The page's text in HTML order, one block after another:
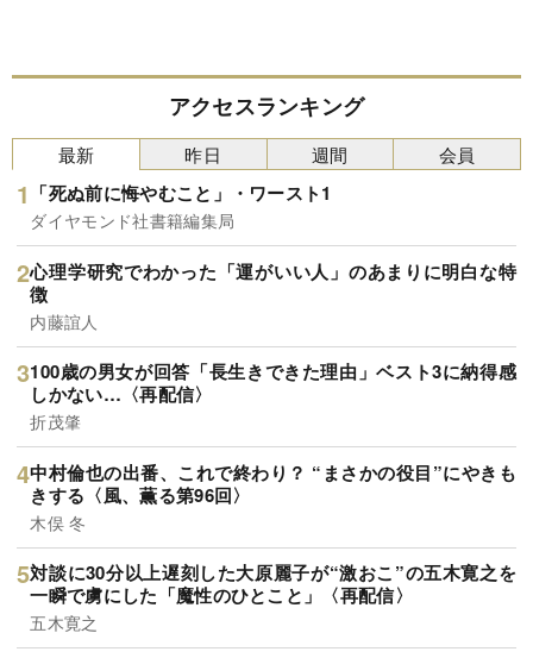
アクセスランキング
最新
「死ぬ前に悔やむこと」・ワースト1
ダイヤモンド社書籍編集局
心理学研究でわかった「運がいい人」のあまりに明白な特
徴
内藤誼人
100歳の男女が回答「長生きできた理由」ベスト3に納得感
しかない…〈再配信〉
折茂肇
中村倫也の出番、これで終わり？ “まさかの役目”にやきも
きする〈風、薫る第96回〉
木俣 冬
対談に30分以上遅刻した大原麗子が“激おこ”の五木寛之を
一瞬で虜にした「魔性のひとこと」〈再配信〉
五木寛之
昨日 週間 会員